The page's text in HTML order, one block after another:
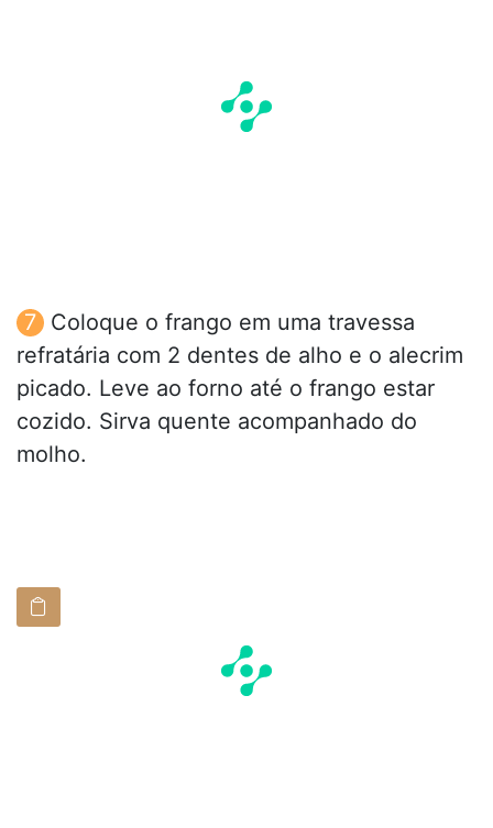
Coloque o frango em uma travessa
refratária com 2 dentes de alho e o alecrim
picado. Leve ao forno até o frango estar
cozido. Sirva quente acompanhado do
molho.